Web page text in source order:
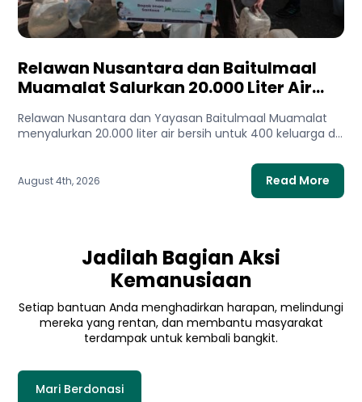
Relawan Nusantara dan Baitulmaal
Muamalat Salurkan 20.000 Liter Air
Relawan Nusantara dan Yayasan Baitulmaal Muamalat
menyalurkan 20.000 liter air bersih untuk 400 keluarga di
August 4th, 2026 Read More
Jadilah Bagian Aksi
Kemanusiaan
Setiap bantuan Anda menghadirkan harapan, melindungi
mereka yang rentan, dan membantu masyarakat
terdampak untuk kembali bangkit.
Mari Berdonasi